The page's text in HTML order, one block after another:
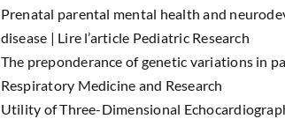
Prenatal parental mental health and
disease | Lire l’article Pediatric Research
The preponderance of genetic variations in
Respiratory Medicine and Research
Utility of Three-Dimensional